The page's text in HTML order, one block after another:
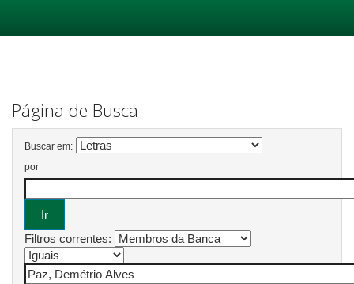
Página de Busca
Buscar em:
por
Filtros correntes: